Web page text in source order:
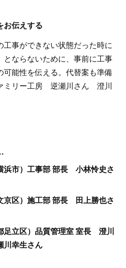
お伝えする
事ができない状態だった時に
とならないために、事前に工事
可能性を伝える。代替案も準備
ミリー工房 逆瀬川さん 澄川
浜市）工事部 部長 小林怜史さ
京区）施工部 部長 田上勝也さ
足立区）品質管理室 室長 澄川
幸生さん